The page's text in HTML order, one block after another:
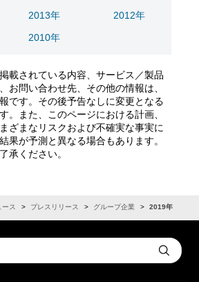
2013年
2012年
2010年
載されている内容、サービス／製品
お問い合わせ先、その他の情報は、
です。その後予告なしに変更となる
。また、このページにおける計画、
ざまなリスクおよび不確実な事実に
果が予測と異なる場合もあります。
承ください。
ース プレスリリース グループ企業 2019年
Submit